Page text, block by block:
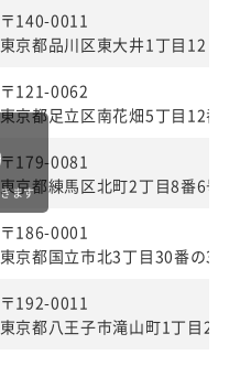
〒140-0011
東京都品川区東大井1丁目12
〒121-0062
東京都足立区南花畑5丁目12番
〒179-0081
東京都練馬区北町2丁目8番6号
〒186-0001
東京都国立市北3丁目30番の3
〒192-0011
東京都八王子市滝山町1丁目
ます